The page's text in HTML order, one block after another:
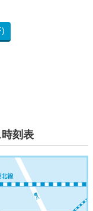
刻表